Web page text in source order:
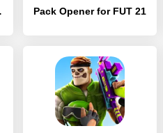
Pack Opener for FUT 21